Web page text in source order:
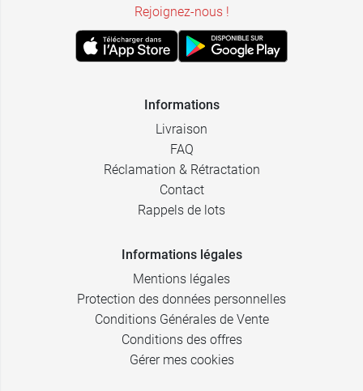
Rejoignez-nous !
Informations
Livraison
FAQ
Réclamation & Rétractation
Contact
Rappels de lots
Informations légales
Mentions légales
Protection des données personnelles
Conditions Générales de Vente
Conditions des offres
Gérer mes cookies